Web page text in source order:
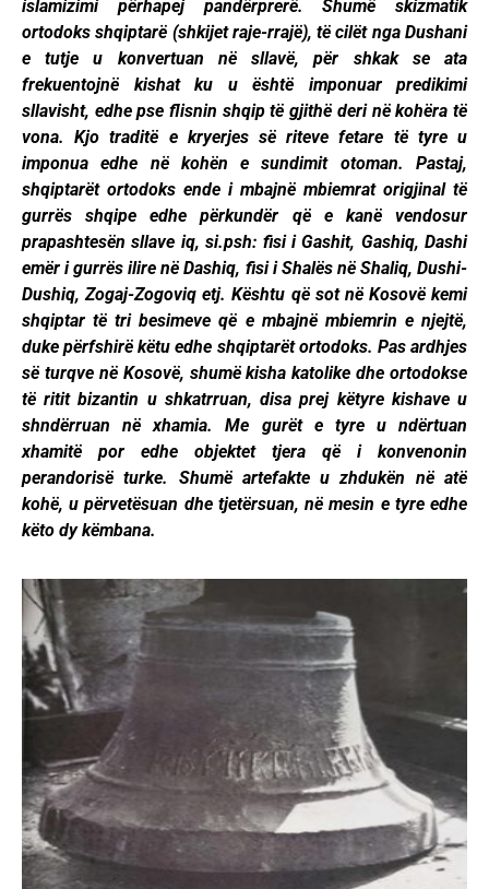
islamizimi përhapej pandërprerë. Shumë skizmatik
ortodoks shqiptarë (shkijet raje-rrajë), të cilët nga Dushani
e tutje u konvertuan në sllavë, për shkak se ata
frekuentojnë kishat ku u është imponuar predikimi
sllavisht, edhe pse flisnin shqip të gjithë deri në kohëra të
vona. Kjo traditë e kryerjes së riteve fetare të tyre u
imponua edhe në kohën e sundimit otoman. Pastaj,
shqiptarët ortodoks ende i mbajnë mbiemrat origjinal të
gurrës shqipe edhe përkundër që e kanë vendosur
prapashtesën sllave iq, si.psh: fisi i Gashit, Gashiq, Dashi
emër i gurrës ilire në Dashiq, fisi i Shalës në Shaliq, Dushi-
Dushiq, Zogaj-Zogoviq etj. Kështu që sot në Kosovë kemi
shqiptar të tri besimeve që e mbajnë mbiemrin e njejtë,
duke përfshirë këtu edhe shqiptarët ortodoks. Pas ardhjes
së turqve në Kosovë, shumë kisha katolike dhe ortodokse
të ritit bizantin u shkatrruan, disa prej këtyre kishave u
shndërruan në xhamia. Me gurët e tyre u ndërtuan
xhamitë por edhe objektet tjera që i konvenonin
perandorisë turke. Shumë artefakte u zhdukën në atë
kohë, u përvetësuan dhe tjetërsuan, në mesin e tyre edhe
këto dy këmbana.